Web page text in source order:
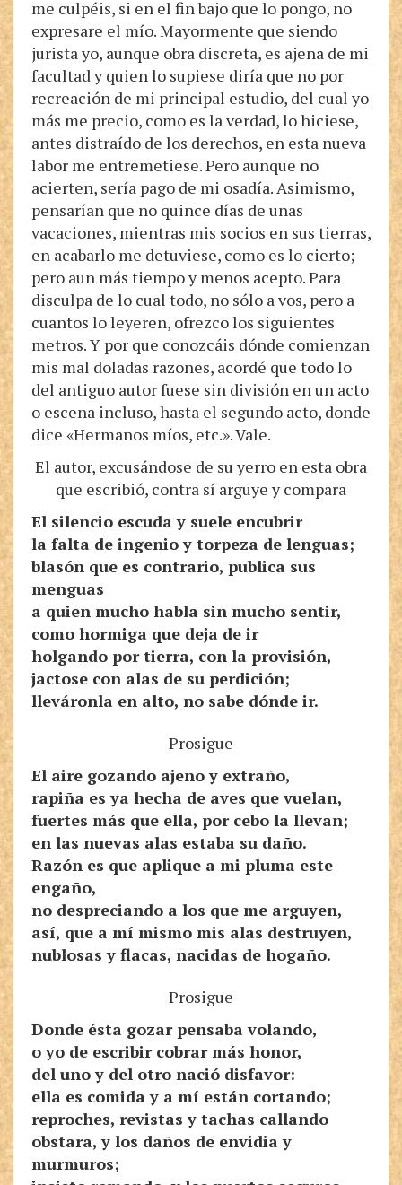
me culpéis, si en el fin bajo que lo pongo, no
expresare el mío. Mayormente que siendo
jurista yo, aunque obra discreta, es ajena de mi
facultad y quien lo supiese diría que no por
recreación de mi principal estudio, del cual yo
más me precio, como es la verdad, lo hiciese,
antes distraído de los derechos, en esta nueva
labor me entremetiese. Pero aunque no
acierten, sería pago de mi osadía. Asimismo,
pensarían que no quince días de unas
vacaciones, mientras mis socios en sus tierras,
en acabarlo me detuviese, como es lo cierto;
pero aun más tiempo y menos acepto. Para
disculpa de lo cual todo, no sólo a vos, pero a
cuantos lo leyeren, ofrezco los siguientes
metros. Y por que conozcáis dónde comienzan
mis mal doladas razones, acordé que todo lo
del antiguo autor fuese sin división en un acto
o escena incluso, hasta el segundo acto, donde
dice «Hermanos míos, etc.». Vale.
El autor, excusándose de su yerro en esta obra
que escribió, contra sí arguye y compara
El silencio escuda y suele encubrir
la falta de ingenio y torpeza de lenguas;
blasón que es contrario, publica sus
menguas
a quien mucho habla sin mucho sentir,
como hormiga que deja de ir
holgando por tierra, con la provisión,
jactose con alas de su perdición;
lleváronla en alto, no sabe dónde ir.
Prosigue
El aire gozando ajeno y extraño,
rapiña es ya hecha de aves que vuelan,
fuertes más que ella, por cebo la llevan;
en las nuevas alas estaba su daño.
Razón es que aplique a mi pluma este
engaño,
no despreciando a los que me arguyen,
así, que a mí mismo mis alas destruyen,
nublosas y flacas, nacidas de hogaño.
Prosigue
Donde ésta gozar pensaba volando,
o yo de escribir cobrar más honor,
del uno y del otro nació disfavor:
ella es comida y a mí están cortando;
reproches, revistas y tachas callando
obstara, y los daños de envidia y
murmuros;